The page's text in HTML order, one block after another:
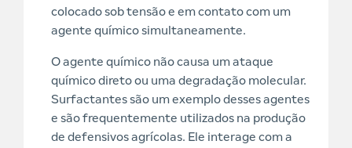
colocado sob tensão e em contato com um
agente químico simultaneamente.
O agente químico não causa um ataque
químico direto ou uma degradação molecular.
Surfactantes são um exemplo desses agentes
e são frequentemente utilizados na produção
de defensivos agrícolas. Ele interage com a